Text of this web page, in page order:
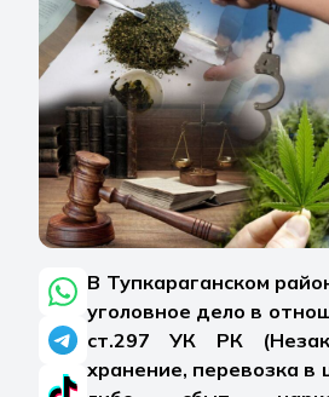
В Тупкараганском
уголовное дело в
ст.297 УК РК
хранение, перевозка в